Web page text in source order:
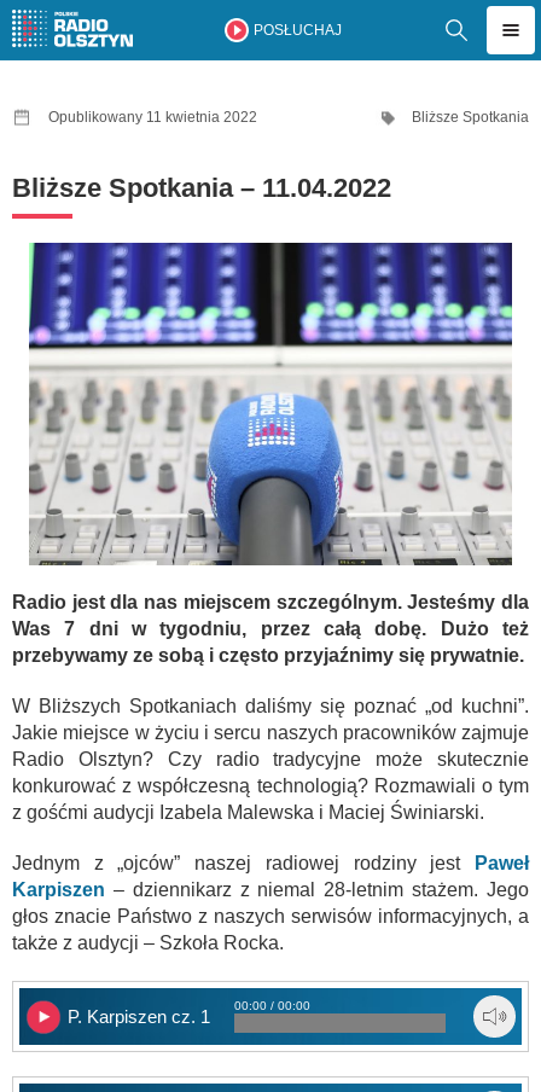
POSŁUCHAJ
Opublikowany 11 kwietnia 2022 Bliższe Spotkania
Bliższe Spotkania – 11.04.2022
Radio jest dla nas miejscem szczególnym. Jesteśmy dla
Was 7 dni w tygodniu, przez całą dobę. Dużo też
przebywamy ze sobą i często przyjaźnimy się prywatnie.
W Bliższych Spotkaniach daliśmy się poznać „od kuchni”.
Jakie miejsce w życiu i sercu naszych pracowników zajmuje
Radio Olsztyn? Czy radio tradycyjne może skutecznie
konkurować z współczesną technologią? Rozmawiali o tym
z gośćmi audycji Izabela Malewska i Maciej Świniarski.
Jednym z „ojców” naszej radiowej rodziny jest
Paweł
Karpiszen – dziennikarz z niemal 28-letnim stażem. Jego
głos znacie Państwo z naszych serwisów informacyjnych, a
także z audycji – Szkoła Rocka.
P. Karpiszen cz. 1
00:00 / 00:00